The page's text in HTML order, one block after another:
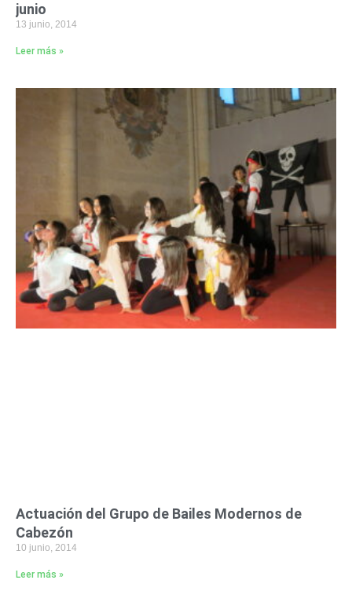
junio
13 junio, 2014
Leer más »
Actuación del Grupo de Bailes Modernos de
Cabezón
10 junio, 2014
Leer más »